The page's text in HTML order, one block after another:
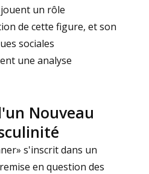
un rôle
de cette figure, et son
sociales
une analyse
Nouveau
s'inscrit dans un
en question des